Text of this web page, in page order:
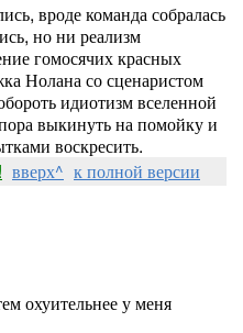
вроде команда собралась
но ни реализм
гомосячих красных
Нолана со сценаристом
идиотизм вселенной
выкинуть на помойку и
воскресить.
вверх^ к полной версии
охуительнее у меня